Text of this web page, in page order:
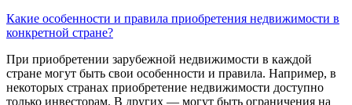
Какие особенности и правила приобретения недвижимости в
конкретной стране?
При приобретении зарубежной недвижимости в каждой
стране могут быть свои особенности и правила. Например, в
некоторых странах приобретение недвижимости доступно
только инвесторам. В других — могут быть ограничения на